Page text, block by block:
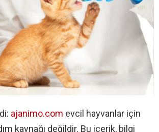
ajanimo.com evcil hayvanlar için
kaynağı değildir. Bu içerik, bilgi